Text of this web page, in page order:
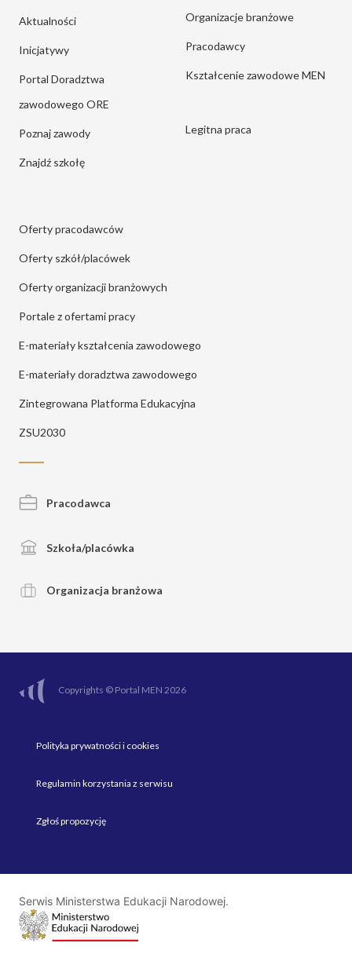
Aktualności
Inicjatywy
Portal Doradztwa
zawodowego ORE
Poznaj zawody
Znajdź szkołę
Organizacje branżowe
Pracodawcy
Kształcenie zawodowe MEN
Legitna praca
Oferty pracodawców
Oferty szkół/placówek
Oferty organizacji branżowych
Portale z ofertami pracy
E-materiały kształcenia zawodowego
E-materiały doradztwa zawodowego
Zintegrowana Platforma Edukacyjna
ZSU2030
Pracodawca
Szkoła/placówka
Organizacja branżowa
Copyrights © Portal MEN 2026
Polityka prywatności i cookies
Regulamin korzystania z serwisu
Zgłoś propozycję
Serwis Ministerstwa Edukacji Narodowej.